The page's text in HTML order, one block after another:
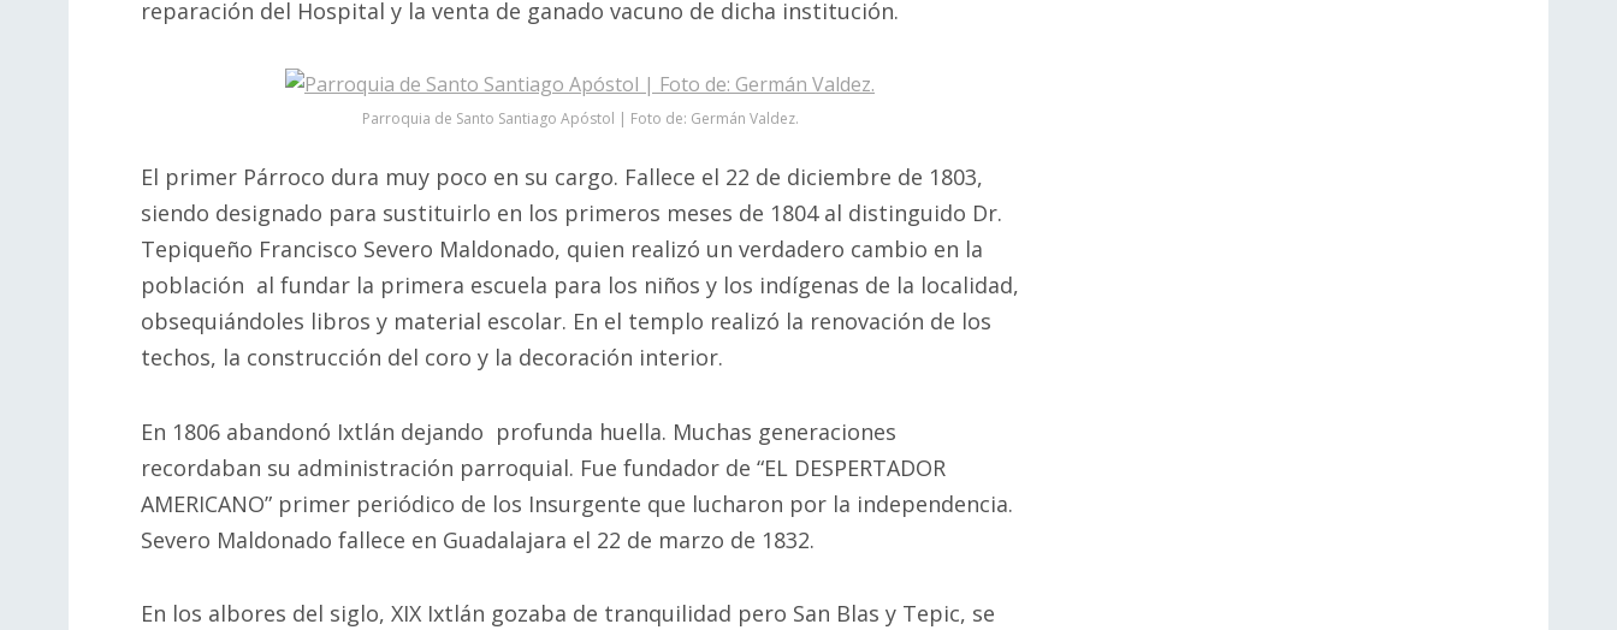
reparación del Hospital y la venta de ganado vacuno de dicha institución.
Parroquia de Santo Santiago Apóstol | Foto de: Germán Valdez.
El primer Párroco dura muy poco en su cargo. Fallece el 22 de diciembre de 1803,
siendo designado para sustituirlo en los primeros meses de 1804 al distinguido Dr.
Tepiqueño Francisco Severo Maldonado, quien realizó un verdadero cambio en la
población al fundar la primera escuela para los niños y los indígenas de la localidad,
obsequiándoles libros y material escolar. En el templo realizó la renovación de los
techos, la construcción del coro y la decoración interior.
En 1806 abandonó Ixtlán dejando profunda huella. Muchas generaciones
recordaban su administración parroquial. Fue fundador de “EL DESPERTADOR
AMERICANO” primer periódico de los Insurgente que lucharon por la independencia.
Severo Maldonado fallece en Guadalajara el 22 de marzo de 1832.
En los albores del siglo, XIX Ixtlán gozaba de tranquilidad pero San Blas y Tepic, se